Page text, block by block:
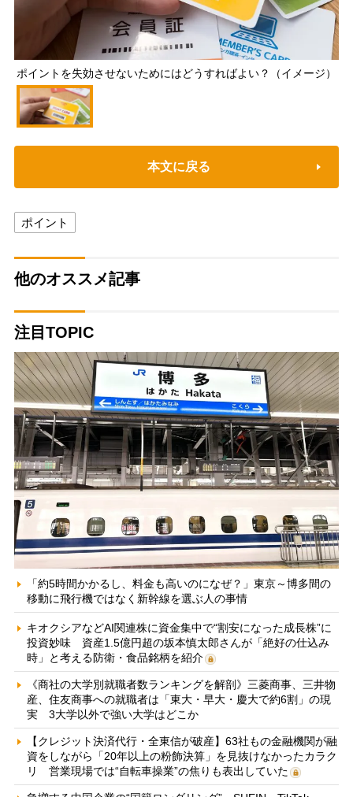
ポイントを失効させないためにはどうすればよい？（イメージ）
本文に戻る
ポイント
他のオススメ記事
注目TOPIC
「約5時間かかるし、料金も高いのになぜ？」東京～博多間の
移動に飛行機ではなく新幹線を選ぶ人の事情
キオクシアなどAI関連株に資金集中で“割安になった成長株”に
投資妙味 資産1.5億円超の坂本慎太郎さんが「絶好の仕込み
時」と考える防衛・食品銘柄を紹介
《商社の大学別就職者数ランキングを解剖》三菱商事、三井物
産、住友商事への就職者は「東大・早大・慶大で約6割」の現
実 3大学以外で強い大学はどこか
【クレジット決済代行・全東信が破産】63社もの金融機関が融
資をしながら「20年以上の粉飾決算」を見抜けなかったカラク
リ 営業現場では“自転車操業”の焦りも表出していた